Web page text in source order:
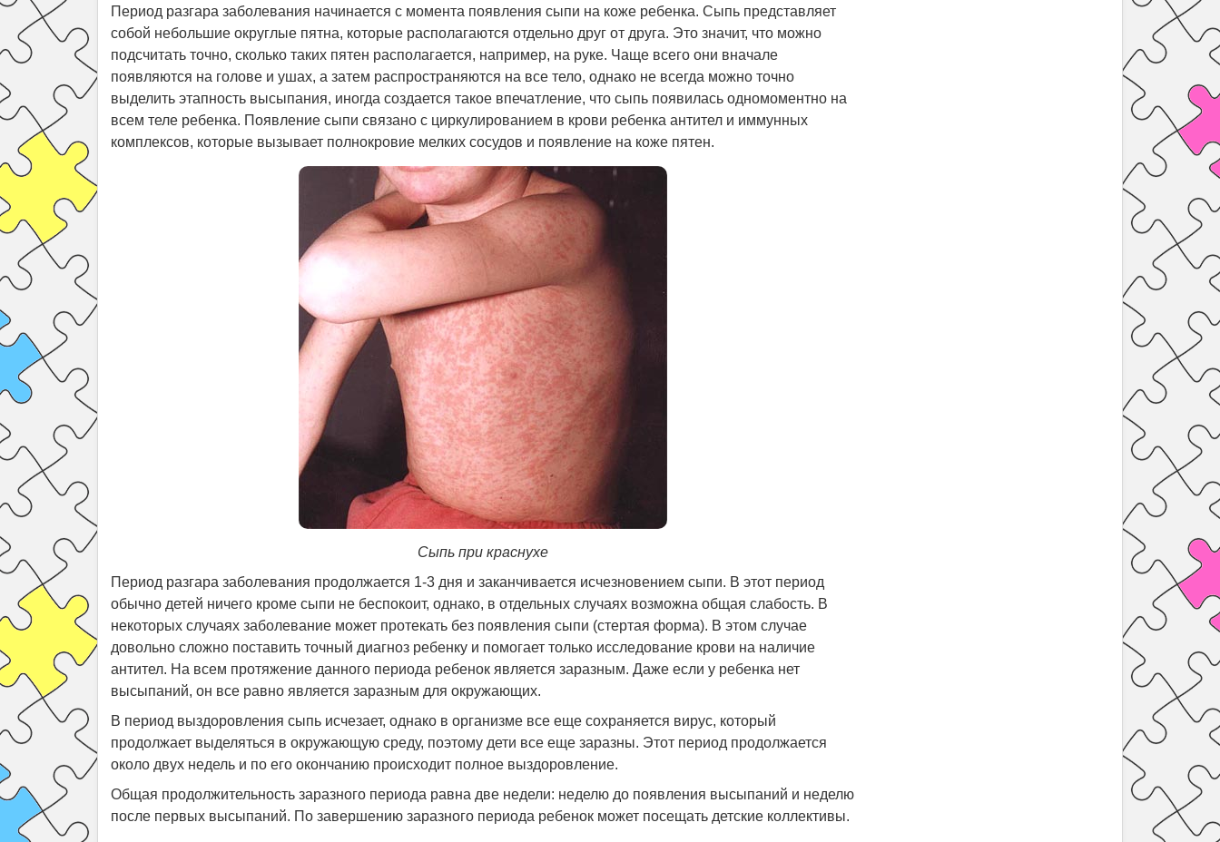
Период разгара заболевания начинается с момента появления сыпи на коже ребенка. Сыпь представляет
собой небольшие округлые пятна, которые располагаются отдельно друг от друга. Это значит, что можно
подсчитать точно, сколько таких пятен располагается, например, на руке. Чаще всего они вначале
появляются на голове и ушах, а затем распространяются на все тело, однако не всегда можно точно
выделить этапность высыпания, иногда создается такое впечатление, что сыпь появилась одномоментно на
всем теле ребенка. Появление сыпи связано с циркулированием в крови ребенка антител и иммунных
комплексов, которые вызывает полнокровие мелких сосудов и появление на коже пятен.
Сыпь при краснухе
Период разгара заболевания продолжается 1-3 дня и заканчивается исчезновением сыпи. В этот период
обычно детей ничего кроме сыпи не беспокоит, однако, в отдельных случаях возможна общая слабость. В
некоторых случаях заболевание может протекать без появления сыпи (стертая форма). В этом случае
довольно сложно поставить точный диагноз ребенку и помогает только исследование крови на наличие
антител. На всем протяжение данного периода ребенок является заразным. Даже если у ребенка нет
высыпаний, он все равно является заразным для окружающих.
В период выздоровления сыпь исчезает, однако в организме все еще сохраняется вирус, который
продолжает выделяться в окружающую среду, поэтому дети все еще заразны. Этот период продолжается
около двух недель и по его окончанию происходит полное выздоровление.
Общая продолжительность заразного периода равна две недели: неделю до появления высыпаний и неделю
после первых высыпаний. По завершению заразного периода ребенок может посещать детские коллективы.